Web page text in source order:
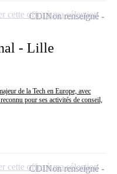
- Lille
de la Tech en Europe, avec
pour ses activités de conseil,
CDINon renseigné
cette offre à ma sélection
CDINon renseigné
cette offre à ma sélection